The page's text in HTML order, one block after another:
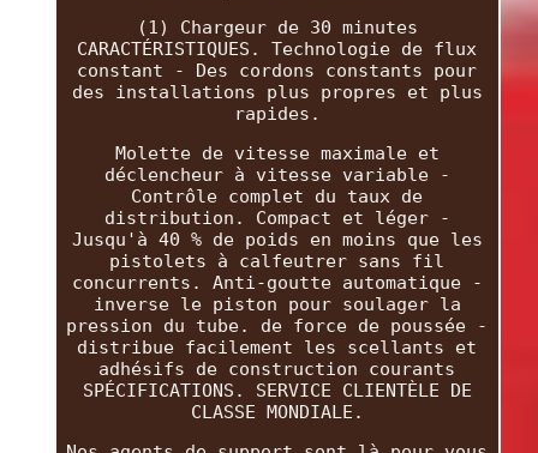
(1) Chargeur de 30 minutes
CARACTÉRISTIQUES. Technologie de flux
constant - Des cordons constants pour
des installations plus propres et plus
rapides.
Molette de vitesse maximale et
déclencheur à vitesse variable -
Contrôle complet du taux de
distribution. Compact et léger -
Jusqu'à 40 % de poids en moins que les
pistolets à calfeutrer sans fil
concurrents. Anti-goutte automatique -
inverse le piston pour soulager la
pression du tube. de force de poussée -
distribue facilement les scellants et
adhésifs de construction courants
SPÉCIFICATIONS. SERVICE CLIENTÈLE DE
CLASSE MONDIALE.